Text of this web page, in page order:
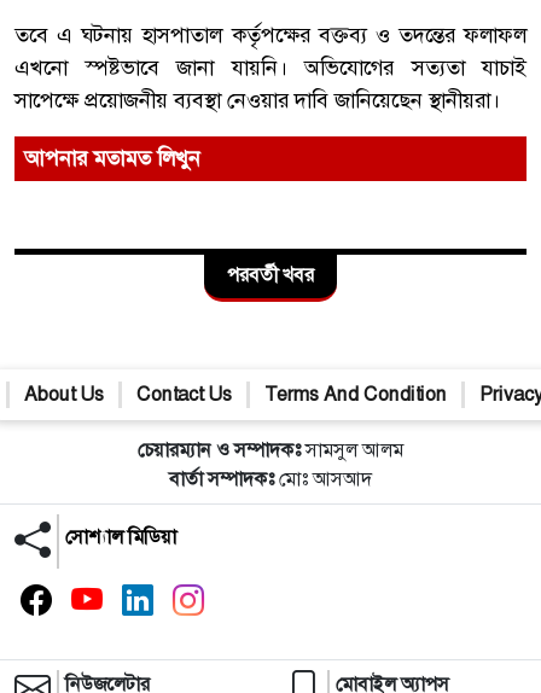
তবে এ ঘটনায় হাসপাতাল কর্তৃপক্ষের বক্তব্য ও তদন্তের ফলাফল
এখনো স্পষ্টভাবে জানা যায়নি। অভিযোগের সত্যতা যাচাই
সাপেক্ষে প্রয়োজনীয় ব্যবস্থা নেওয়ার দাবি জানিয়েছেন স্থানীয়রা।
আপনার মতামত লিখুন
পরবর্তী খবর
About Us Contact Us Terms And Condition
চেয়ারম্যান ও সম্পাদকঃসামসুল আলম
বার্তা সম্পাদকঃমোঃ আসআদ
সোশ্যাল মিডিয়া
নিউজলেটার মোবাইল অ্যাপস